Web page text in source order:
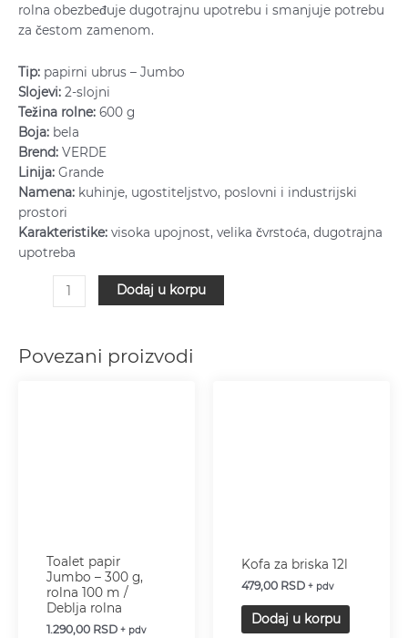
rolna obezbeđuje dugotrajnu upotrebu i smanjuje potrebu
za čestom zamenom.
Tip: papirni ubrus – Jumbo
Slojevi: 2-slojni
Težina rolne: 600 g
Boja: bela
Brend: VERDE
Linija: Grande
Namena: kuhinje, ugostiteljstvo, poslovni i industrijski
prostori
Karakteristike: visoka upojnost, velika čvrstoća, dugotrajna
upotreba
Dodaj u korpu
Povezani proizvodi
Toalet papir
Jumbo – 300 g,
rolna 100 m /
Deblja rolna
1.290,00 RSD + pdv
Kofa za briska 12l
479,00 RSD + pdv
Dodaj u korpu